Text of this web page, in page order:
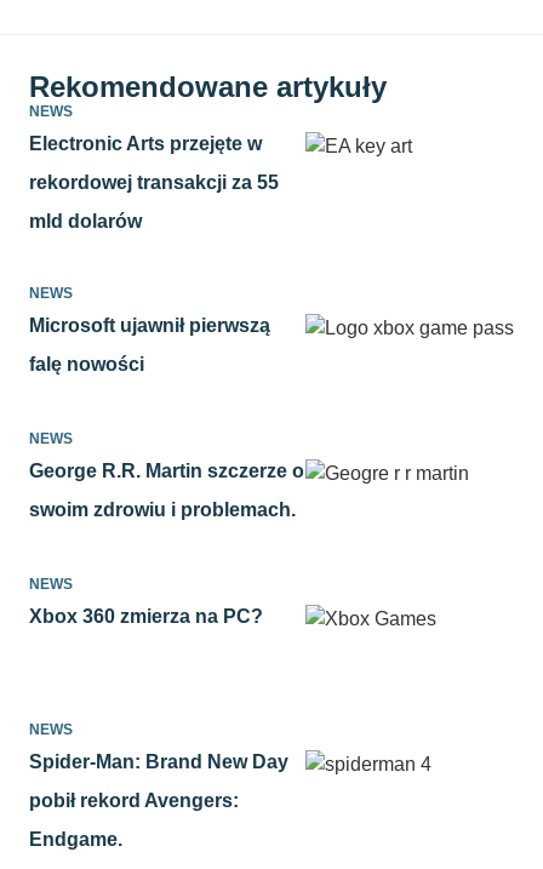
Rekomendowane artykuły
NEWS
Electronic Arts przejęte w
rekordowej transakcji za 55
mld dolarów
NEWS
Microsoft ujawnił pierwszą
falę nowości
NEWS
George R.R. Martin szczerze o
swoim zdrowiu i problemach.
NEWS
Xbox 360 zmierza na PC?
NEWS
Spider-Man: Brand New Day
pobił rekord Avengers:
Endgame.